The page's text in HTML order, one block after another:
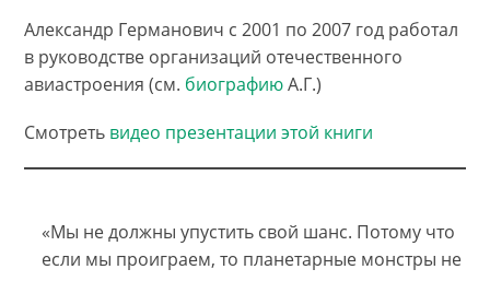
Александр Германович с 2001 по 2007 год работал
в руководстве организаций отечественного
авиастроения (см. биографиюА.Г.)
Смотреть видео презентации этой книги
«Мы не должны упустить свой шанс. Потому что
если мы проиграем, то планетарные монстры не